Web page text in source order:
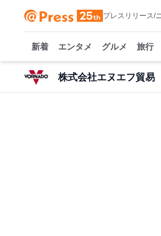
プレスリリース/
新着 エンタメ グルメ 旅行
株式会社エヌエフ貿易